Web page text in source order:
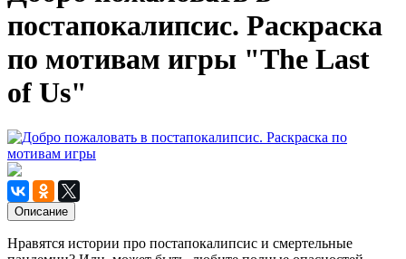
постапокалипсис. Раскраска
по мотивам игры "The Last
of Us"
Описание
Нравятся истории про постапокалипсис и смертельные